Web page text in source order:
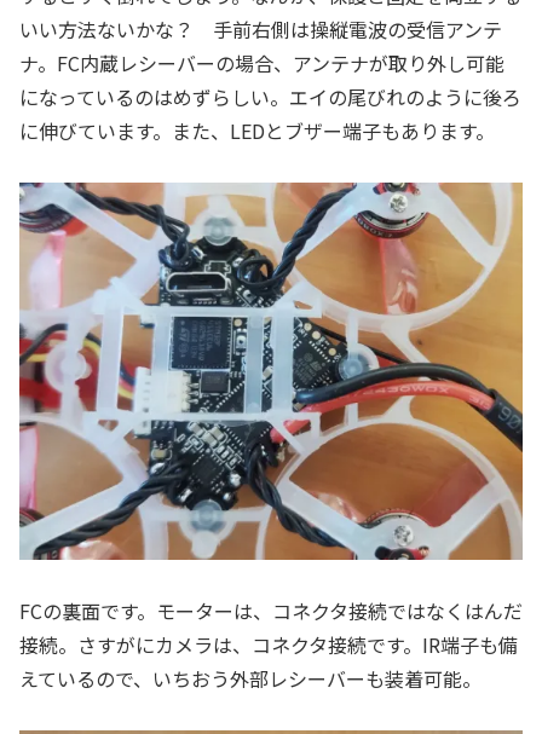
いい方法ないかな？ 手前右側は操縦電波の受信アンテ
ナ。FC内蔵レシーバーの場合、アンテナが取り外し可能
になっているのはめずらしい。エイの尾びれのように後ろ
に伸びています。また、LEDとブザー端子もあります。
FCの裏面です。モーターは、コネクタ接続ではなくはんだ
接続。さすがにカメラは、コネクタ接続です。IR端子も備
えているので、いちおう外部レシーバーも装着可能。